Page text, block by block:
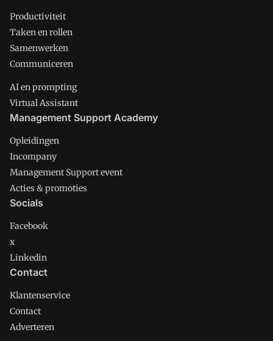
Productiviteit
Taken en rollen
Samenwerken
Communiceren
AI en prompting
Virtual Assistant
Management Support Academy
Opleidingen
Incompany
Management Support event
Acties & promoties
Socials
Facebook
x
Linkedin
Contact
Klantenservice
Contact
Adverteren